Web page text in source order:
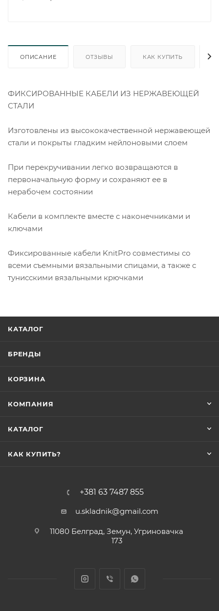
ОПИСАНИЕ ОТЗЫВЫ КАК КУПИТЬ
ФИКСИРОВАННЫЕ КАБЕЛИ ИЗ НЕРЖАВЕЮЩЕЙ
СТАЛИ
Изготовлены из высококачественной нержавеющей
стали и покрыты гладким нейлоновыми слоем
При перекручивании легко возвращаются в
первоначальную форму и сохраняют ее в
нерабочем состоянии
Кабели в комплекте вместе с наконечниками и
ключами
Фиксированные кабели KnitPro совместимы со
всеми съемными вязальными спицами, а также с
тунисскими вязальными крючками
КАТАЛОГ
БРЕНДЫ
КОРЗИНА
КОМПАНИЯ
КАТАЛОГ
КАК КУПИТЬ?
+381 63 7487 855
u.skladnik@gmail.com
11080 Белград, Земун, Угриновачка
173